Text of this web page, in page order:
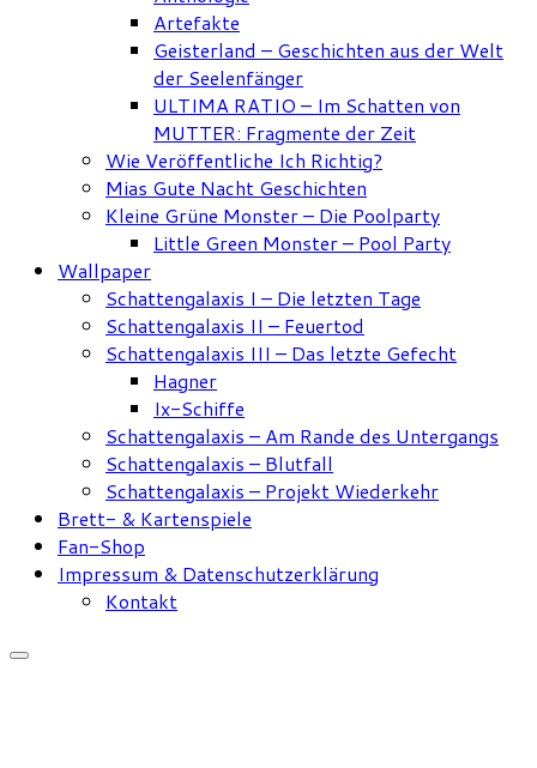
Artefakte
Geisterland – Geschichten aus der Welt
der Seelenfänger
ULTIMA RATIO – Im Schatten von
MUTTER: Fragmente der Zeit
Wie Veröffentliche Ich Richtig?
Mias Gute Nacht Geschichten
Kleine Grüne Monster – Die Poolparty
Little Green Monster – Pool Party
Wallpaper
Schattengalaxis I – Die letzten Tage
Schattengalaxis II – Feuertod
Schattengalaxis III – Das letzte Gefecht
Hagner
Ix-Schiffe
Schattengalaxis – Am Rande des Untergangs
Schattengalaxis – Blutfall
Schattengalaxis – Projekt Wiederkehr
Brett- & Kartenspiele
Fan-Shop
Impressum & Datenschutzerklärung
Kontakt